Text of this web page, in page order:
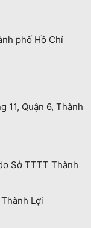
phố Hồ Chí
11, Quận 6, Thành
Sở TTTT Thành
Lợi